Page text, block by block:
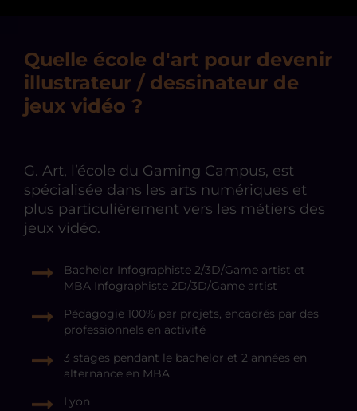
Quelle école d'art pour devenir
illustrateur / dessinateur de
jeux vidéo ?
G. Art, l’école du Gaming Campus, est
spécialisée dans les arts numériques et
plus particulièrement vers les métiers des
jeux vidéo.
Bachelor Infographiste 2/3D/Game artist et
MBA Infographiste 2D/3D/Game artist
Pédagogie 100% par projets, encadrés par des
professionnels en activité
3 stages pendant le bachelor et 2 années en
alternance en MBA
Lyon